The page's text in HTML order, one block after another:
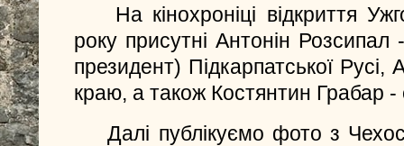
На кінохроніці відкриття
року присутні Антонін Розсипал
президент) Підкарпатської
краю, а також Костянтин Грабар -
Далі публікуємо фото з